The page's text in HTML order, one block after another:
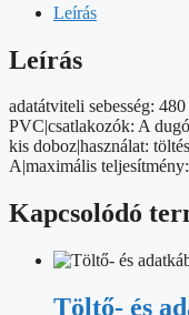
C
2.0,
m,
fehér
mennyiség
Leírás
Leírás
adatátviteli sebesség:
PVC|csatlakozók: A
kis doboz|használat:
A|maximális
Kapcsolódó
Töltő- és